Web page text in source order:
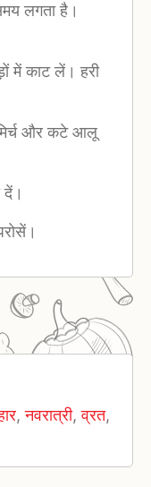
लगता है।
में काट लें। हरी
और कटे आलू
दें।
,नवरात्री,व्रत,